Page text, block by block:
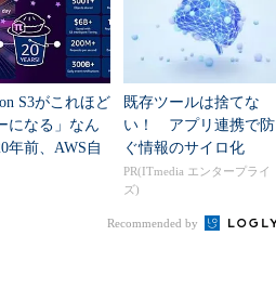
S3がこれほど
になる」なん
前、AWS自
既存ツールは捨てな
い！ アプリ連携で防
ぐ情報のサイロ化
PR(ITmedia エンタープライ
ズ)
Recommended by